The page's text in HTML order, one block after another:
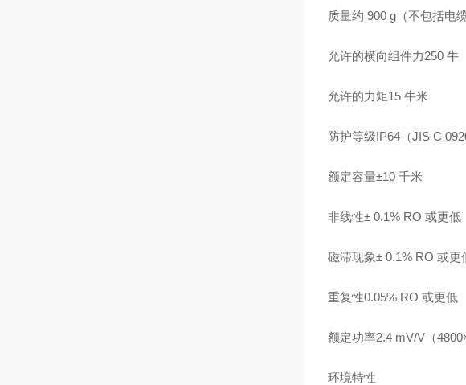
质量约 900 g（不包括电缆
允许的横向组件力250 牛
允许的力矩15 牛米
防护等级IP64（JIS C
额定容量±10 千米
非线性± 0.1% RO 或更低
磁滞现象± 0.1% RO 或更
重复性0.05% RO 或更低
额定功率2.4 mV/V（
环境特性